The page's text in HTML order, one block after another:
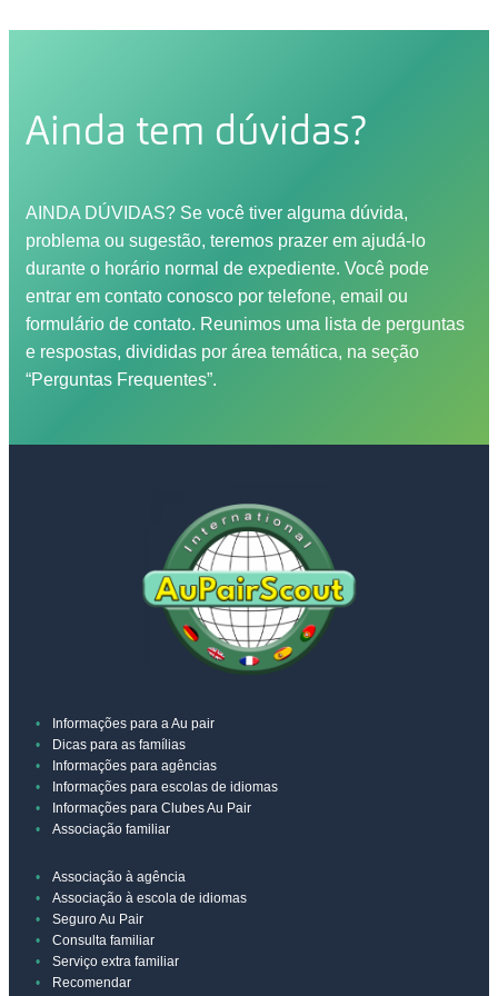
bevor Du eine endgültige Entscheidung triffst.
zusammengestellt.
Ainda tem dúvidas?
AINDA DÚVIDAS? Se você tiver alguma dúvida,
problema ou sugestão, teremos prazer em ajudá-lo
durante o horário normal de expediente. Você pode
entrar em contato conosco por telefone, email ou
formulário de contato. Reunimos uma lista de perguntas
e respostas, divididas por área temática, na seção
“Perguntas Frequentes”.
Informações para a Au pair
Dicas para as famílias
Informações para agências
Informações para escolas de idiomas
Informações para Clubes Au Pair
Associação familiar
Associação à agência
Associação à escola de idiomas
Seguro Au Pair
Consulta familiar
Serviço extra familiar
Recomendar